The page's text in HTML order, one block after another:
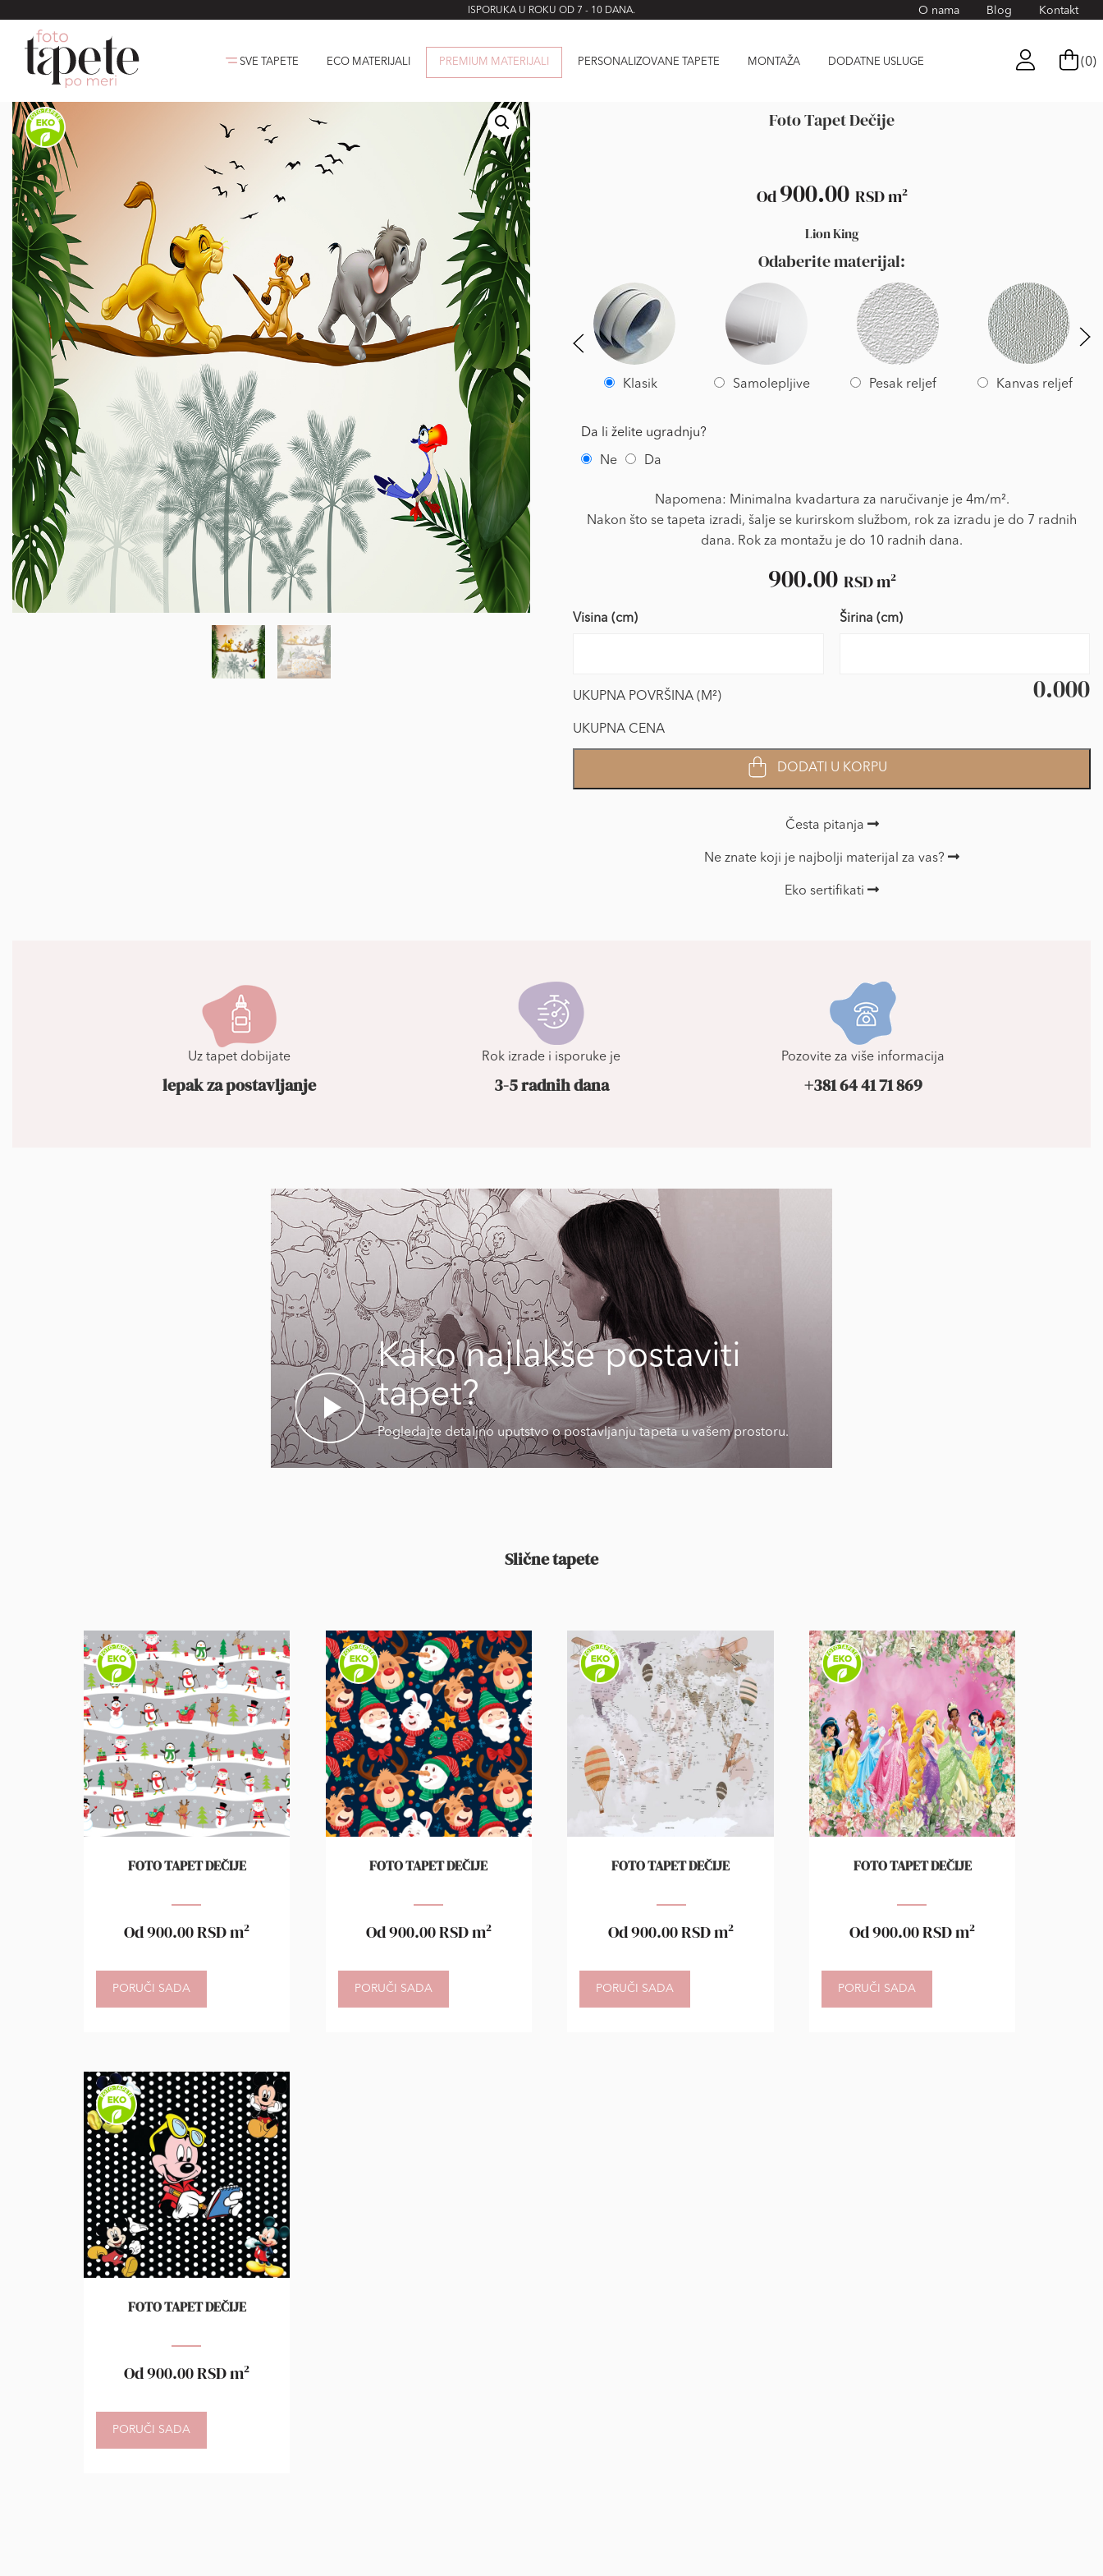
ISPORUKA U ROKU OD 7 - 10 DANA. O nama Blog Kontakt
SVE TAPETE ECO MATERIJALI PREMIUM MATERIJALI PERSONALIZOVANE TAPETE MONTAŽA DODATNE USLUGE (0)
Foto Tapet Dečije
Od900.00 RSDm²
Lion King
Odaberite materijal:
Klasik Samolepljive Pesak reljef Kanvas reljef
Da li želite ugradnju?
Ne Da
Napomena: Minimalna kvadartura za naručivanje je 4m/m².
Nakon što se tapeta izradi, šalje se kurirskom službom, rok za izradu je do 7 radnih
dana. Rok za montažu je do 10 radnih dana.
900.00 RSDm²
Visina (cm) Širina (cm)
UKUPNA POVRŠINA (M²) 0.000
UKUPNA CENA
Foto
Dečije
DODATI U KORPU
Česta pitanja
Ne znate koji je najbolji materijal za vas?
Eko sertifikati
Uz tapet dobijate
lepak za postavljanje
Rok izrade i isporuke je
3-5 radnih dana
Pozovite za više informacija
+381 64 41 71 869
Kako najlakše postaviti
tapet?
Pogledajte detaljno uputstvo o postavljanju tapeta u vašem prostoru.
Slične tapete
FOTO TAPET DEČIJE
Od900.00RSDm²
PORUČI SADA
FOTO TAPET DEČIJE
Od900.00RSDm²
PORUČI SADA
FOTO TAPET DEČIJE
Od900.00RSDm²
PORUČI SADA
FOTO TAPET DEČIJE
Od900.00RSDm²
PORUČI SADA
FOTO TAPET DEČIJE
Od900.00RSDm²
PORUČI SADA